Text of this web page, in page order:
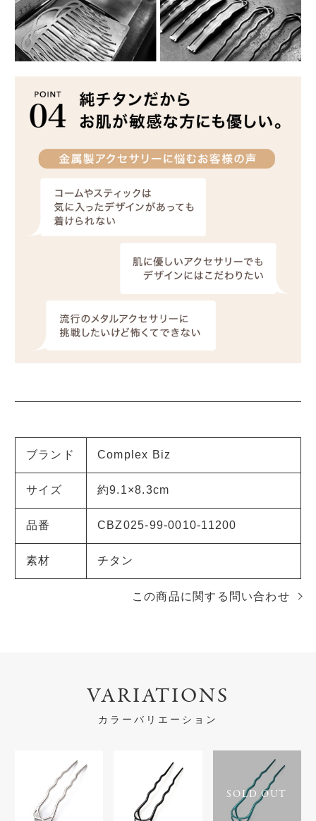
ブランド Complex Biz
サイズ 約9.1×8.3cm
品番 CBZ025-99-0010-11200
素材 チタン
この商品に関する問い合わせ
VARIATIONS
カラーバリエーション
SOLD OUT